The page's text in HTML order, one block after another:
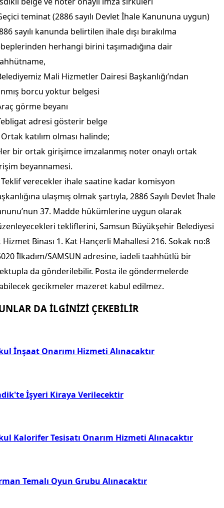
teminat (2886 sayılı Devlet İhale Kanununa uygun)
sayılı kanunda belirtilen ihale dışı bırakılma
herhangi birini taşımadığına dair
Mali Hizmetler Dairesi Başkanlığı’ndan
borcu yoktur belgesi
görme beyanı
adresi gösterir belge
Ortak katılım olması halinde;
bir ortak girişimce imzalanmış noter onaylı ortak
beyannamesi.
verecekler ihale saatine kadar komisyon
ulaşmış olmak şartıyla, 2886 Sayılı Devlet İhale
37. Madde hükümlerine uygun olarak
tekliflerini, Samsun Büyükşehir Belediyesi
Hizmet Binası 1. Kat Hançerli Mahallesi 216. Sokak no:8
İlkadım/SAMSUN adresine, iadeli taahhütlü bir
da gönderilebilir. Posta ile göndermelerde
gecikmeler mazeret kabul edilmez.
DA İLGİNİZİ ÇEKEBİLİR
İnşaat Onarımı Hizmeti Alınacaktır
İşyeri Kiraya Verilecektir
Kalorifer Tesisatı Onarım Hizmeti Alınacaktır
Temalı Oyun Grubu Alınacaktır